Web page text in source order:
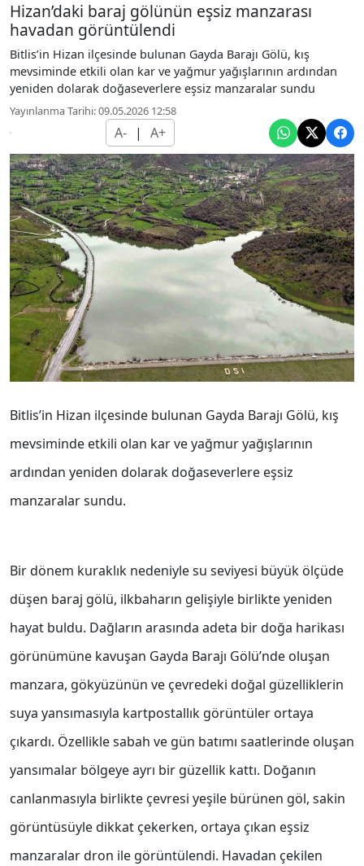
Hizan’daki baraj gölünün eşsiz manzarası
havadan görüntülendi
Bitlis’in Hizan ilçesinde bulunan Gayda Barajı Gölü, kış
mevsiminde etkili olan kar ve yağmur yağışlarının ardından
yeniden dolarak doğaseverlere eşsiz manzaralar sundu
Yayınlanma Tarihi: 09.05.2026 12:58
A- | A+
Bitlis’in Hizan ilçesinde bulunan Gayda Barajı Gölü, kış
mevsiminde etkili olan kar ve yağmur yağışlarının
ardından yeniden dolarak doğaseverlere eşsiz
manzaralar sundu.
Bir dönem kuraklık nedeniyle su seviyesi büyük ölçüde
düşen baraj gölü, ilkbaharın gelişiyle birlikte yeniden
hayat buldu. Dağların arasında adeta bir doğa harikası
görünümüne kavuşan Gayda Barajı Gölü’nde oluşan
manzara, gökyüzünün ve çevredeki doğal güzelliklerin
suya yansımasıyla kartpostallık görüntüler ortaya
çıkardı. Özellikle sabah ve gün batımı saatlerinde oluşan
yansımalar bölgeye ayrı bir güzellik kattı. Doğanın
canlanmasıyla birlikte çevresi yeşile bürünen göl, sakin
görüntüsüyle dikkat çekerken, ortaya çıkan eşsiz
manzaralar dron ile görüntülendi. Havadan çekilen